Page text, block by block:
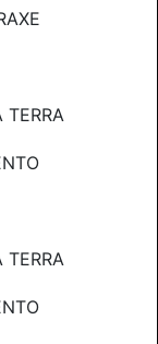
TERRA
TERRA